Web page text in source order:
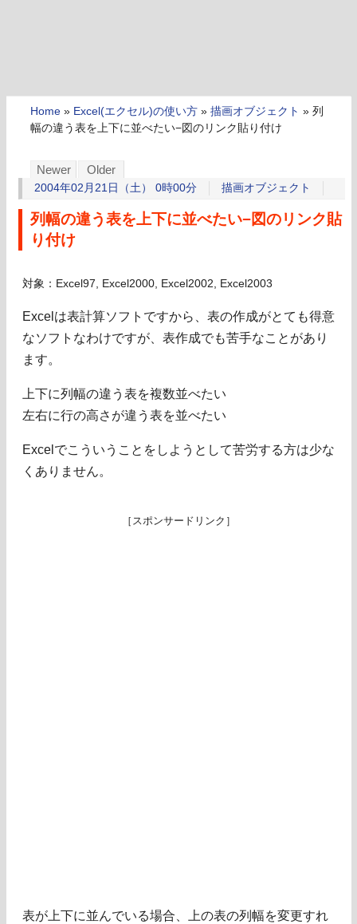
Home » Excel(エクセル)の使い方 » 描画オブジェクト » 列
幅の違う表を上下に並べたい−図のリンク貼り付け
Newer Older
2004年02月21日（土） 0時00分 描画オブジェクト
列幅の違う表を上下に並べたい−図のリンク貼
り付け
対象：Excel97, Excel2000, Excel2002, Excel2003
Excelは表計算ソフトですから、表の作成がとても得意
なソフトなわけですが、表作成でも苦手なことがあり
ます。
上下に列幅の違う表を複数並べたい
左右に行の高さが違う表を並べたい
Excelでこういうことをしようとして苦労する方は少な
くありません。
［スポンサードリンク］
表が上下に並んでいる場合、上の表の列幅を変更すれ